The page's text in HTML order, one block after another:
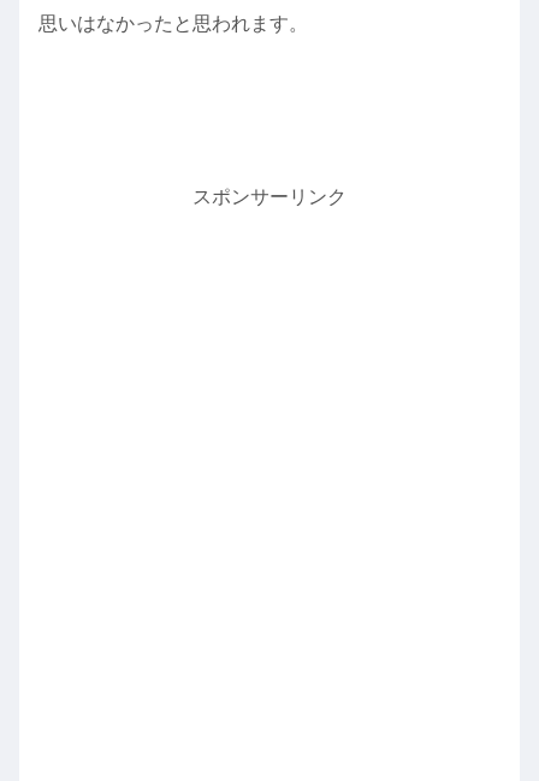
思いはなかったと思われます。
スポンサーリンク